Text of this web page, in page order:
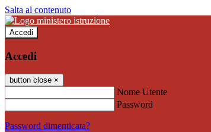
Salta al contenuto
Accedi
Accedi
button close ×
Nome Utente
Password
Password dimenticata?